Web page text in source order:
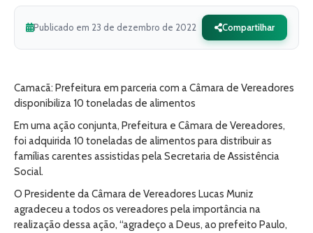
Publicado em 23 de dezembro de 2022 Compartilhar
Camacã: Prefeitura em parceria com a Câmara de Vereadores
disponibiliza 10 toneladas de alimentos
Em uma ação conjunta, Prefeitura e Câmara de Vereadores,
foi adquirida 10 toneladas de alimentos para distribuir as
famílias carentes assistidas pela Secretaria de Assistência
Social.
O Presidente da Câmara de Vereadores Lucas Muniz
agradeceu a todos os vereadores pela importância na
realização dessa ação, “agradeço a Deus, ao prefeito Paulo,